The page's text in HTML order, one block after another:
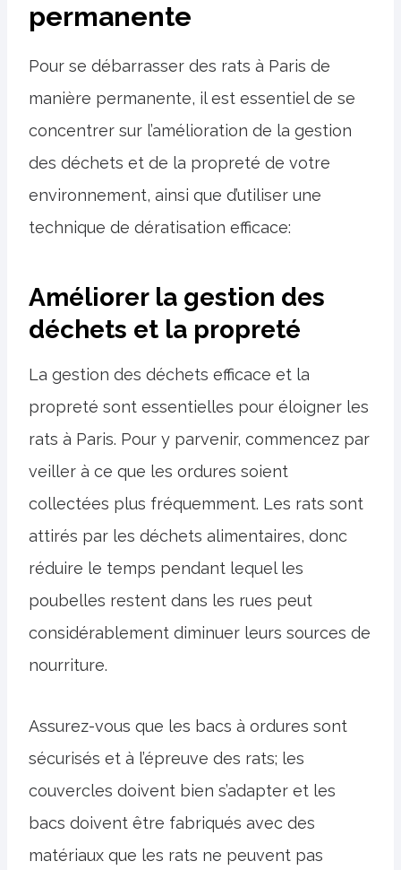
permanente
Pour se débarrasser des rats à Paris de
manière permanente, il est essentiel de se
concentrer sur l’amélioration de la gestion
des déchets et de la propreté de votre
environnement, ainsi que d’utiliser une
technique de dératisation efficace:
Améliorer la gestion des
déchets et la propreté
La gestion des déchets efficace et la
propreté sont essentielles pour éloigner les
rats à Paris. Pour y parvenir, commencez par
veiller à ce que les ordures soient
collectées plus fréquemment. Les rats sont
attirés par les déchets alimentaires, donc
réduire le temps pendant lequel les
poubelles restent dans les rues peut
considérablement diminuer leurs sources de
nourriture.
Assurez-vous que les bacs à ordures sont
sécurisés et à l’épreuve des rats; les
couvercles doivent bien s’adapter et les
bacs doivent être fabriqués avec des
matériaux que les rats ne peuvent pas